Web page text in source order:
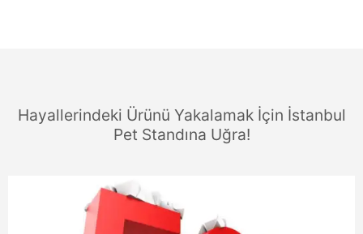
Hayallerindeki Ürünü Yakalamak İçin İstanbul
Pet Standına Uğra!